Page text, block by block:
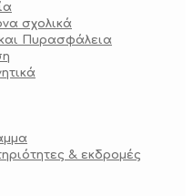
σχολικά
Πυρασφάλεια
& εκδρομές